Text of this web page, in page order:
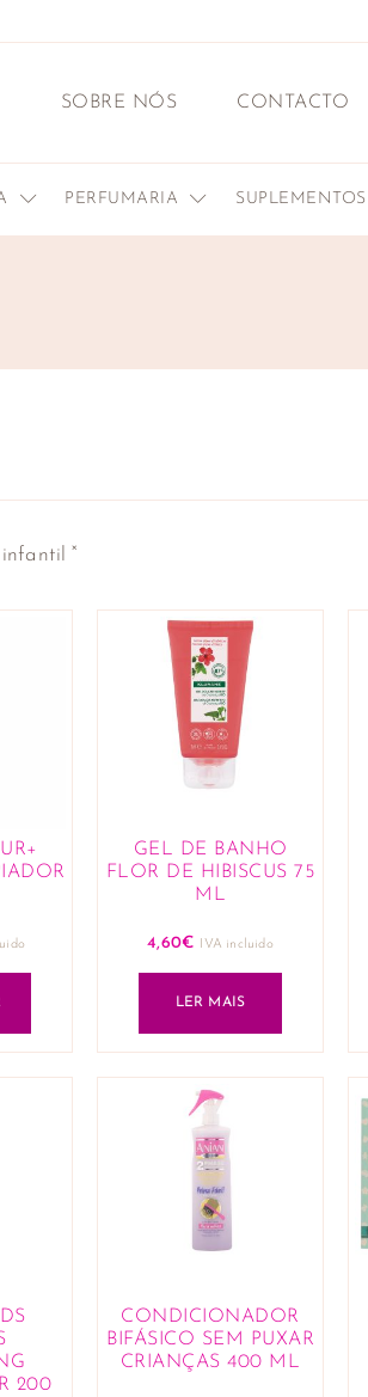
SOBRE NÓS CONTACTO
PERFUMARIA SUPLEMENTOS
×
GEL DE BANHO
FLOR DE HIBISCUS 75
ML
4,60€ IVA incluido
LER MAIS
200
CONDICIONADOR
BIFÁSICO SEM PUXAR
CRIANÇAS 400 ML